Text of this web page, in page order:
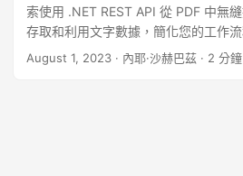
索使用 .NET REST API 從 PDF 中無
存取和利用文字數據，簡化您的工作
August 1, 2023 · 內耶·沙赫巴茲 · 2 分鐘